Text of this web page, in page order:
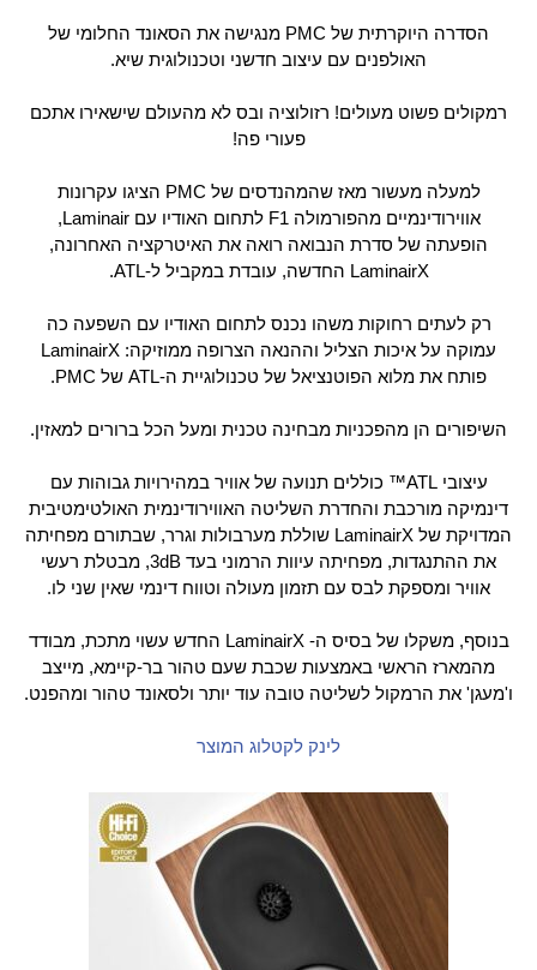
הסדרה היוקרתית של PMC מנגישה את הסאונד החלומי של
האולפנים עם עיצוב חדשני וטכנולוגית שיא.
רמקולים פשוט מעולים! רזולוציה ובס לא מהעולם שישאירו אתכם
פעורי פה!
למעלה מעשור מאז שהמהנדסים של PMC הציגו עקרונות
אווירודינמיים מהפורמולה F1 לתחום האודיו עם Laminair,
הופעתה של סדרת הנבואה רואה את האיטרקציה האחרונה,
LaminairX החדשה, עובדת במקביל ל-ATL.
רק לעתים רחוקות משהו נכנס לתחום האודיו עם השפעה כה
עמוקה על איכות הצליל וההנאה הצרופה ממוזיקה: LaminairX
פותח את מלוא הפוטנציאל של טכנולוגיית ה-ATL של PMC.
השיפורים הן מהפכניות מבחינה טכנית ומעל הכל ברורים למאזין.
עיצובי ATL™ כוללים תנועה של אוויר במהירויות גבוהות עם
דינמיקה מורכבת והחדרת השליטה האווירודינמית האולטימטיבית
המדויקת של LaminairX שוללת מערבולות וגרר, שבתורם מפחיתה
את ההתנגדות, מפחיתה עיוות הרמוני בעד 3dB, מבטלת רעשי
אוויר ומספקת לבס עם תזמון מעולה וטווח דינמי שאין שני לו.
בנוסף, משקלו של בסיס ה- LaminairX החדש עשוי מתכת, מבודד
מהמארז הראשי באמצעות שכבת שעם טהור בר-קיימא, מייצב
ו'מעגן' את הרמקול לשליטה טובה עוד יותר ולסאונד טהור ומהפנט.
לינק לקטלוג המוצר